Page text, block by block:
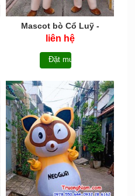
Mascot bò Cổ Luỹ -
MCTB029
liên hệ
Đặt mua